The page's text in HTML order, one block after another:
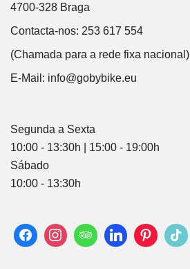
4700-328 Braga
Contacta-nos: 253 617 554
(Chamada para a rede fixa nacional)
E-Mail: info@gobybike.eu
Segunda a Sexta
10:00 - 13:30h | 15:00 - 19:00h
Sábado
10:00 - 13:30h